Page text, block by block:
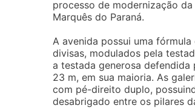
processo de modernização
Marquês do Paraná.
A avenida possui uma
divisas, modulados pela
a testada generosa defendida
23 m, em sua maioria. As
com pé-direito duplo,
desabrigado entre os pilares